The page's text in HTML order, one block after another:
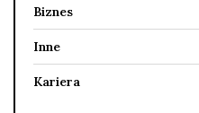
Biznes
Inne
Kariera